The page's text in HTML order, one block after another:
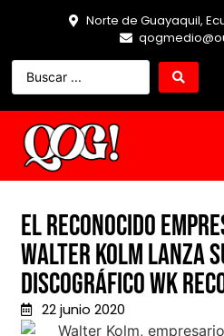
Norte de Guayaquil,
El reconocido
Walter Kolm lanza
discográfico WK
22 junio 2020